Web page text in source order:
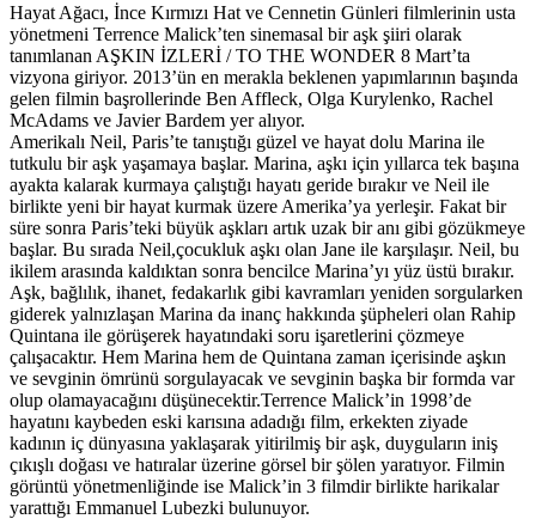
Hayat Ağacı, İnce Kırmızı Hat ve Cennetin Günleri filmlerinin usta
yönetmeni Terrence Malick’ten sinemasal bir aşk şiiri olarak
tanımlanan AŞKIN İZLERİ / TO THE WONDER 8 Mart’ta
vizyona giriyor. 2013’ün en merakla beklenen yapımlarının başında
gelen filmin başrollerinde Ben Affleck, Olga Kurylenko, Rachel
McAdams ve Javier Bardem yer alıyor.
Amerikalı Neil, Paris’te tanıştığı güzel ve hayat dolu Marina ile
tutkulu bir aşk yaşamaya başlar. Marina, aşkı için yıllarca tek başına
ayakta kalarak kurmaya çalıştığı hayatı geride bırakır ve Neil ile
birlikte yeni bir hayat kurmak üzere Amerika’ya yerleşir. Fakat bir
süre sonra Paris’teki büyük aşkları artık uzak bir anı gibi gözükmeye
başlar. Bu sırada Neil,çocukluk aşkı olan Jane ile karşılaşır. Neil, bu
ikilem arasında kaldıktan sonra bencilce Marina’yı yüz üstü bırakır.
Aşk, bağlılık, ihanet, fedakarlık gibi kavramları yeniden sorgularken
giderek yalnızlaşan Marina da inanç hakkında şüpheleri olan Rahip
Quintana ile görüşerek hayatındaki soru işaretlerini çözmeye
çalışacaktır. Hem Marina hem de Quintana zaman içerisinde aşkın
ve sevginin ömrünü sorgulayacak ve sevginin başka bir formda var
olup olamayacağını düşünecektir.Terrence Malick’in 1998’de
hayatını kaybeden eski karısına adadığı film, erkekten ziyade
kadının iç dünyasına yaklaşarak yitirilmiş bir aşk, duyguların iniş
çıkışlı doğası ve hatıralar üzerine görsel bir şölen yaratıyor. Filmin
görüntü yönetmenliğinde ise Malick’in 3 filmdir birlikte harikalar
yarattığı Emmanuel Lubezki bulunuyor.